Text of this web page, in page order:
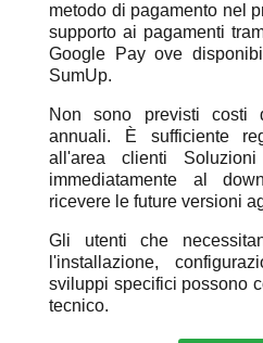
metodo di pagamento nel
supporto ai pagamenti
Google Pay ove
SumUp.
Non sono previsti costi
annuali. È sufficiente
all'area clienti
immediatamente al
ricevere le future versioni
Gli utenti che
l'installazione,
sviluppi specifici possono
tecnico.